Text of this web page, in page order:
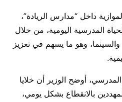
داخل “مدارس الريادة”،
المدرسية اليومية، من خلال
وهو ما يسهم في تعزيز
أوضح الوزير أن خلايا
بالانقطاع بشكل يومي،